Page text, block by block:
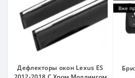
Дефлекторы окон Lexus ES
Вже